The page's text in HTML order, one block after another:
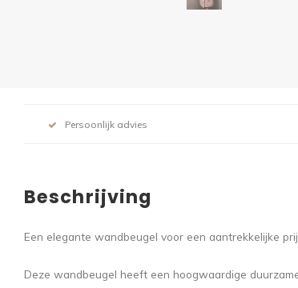
Persoonlijk advies
Beschrijving
Een elegante wandbeugel voor een aantrekkelijke
Deze wandbeugel heeft een hoogwaardige